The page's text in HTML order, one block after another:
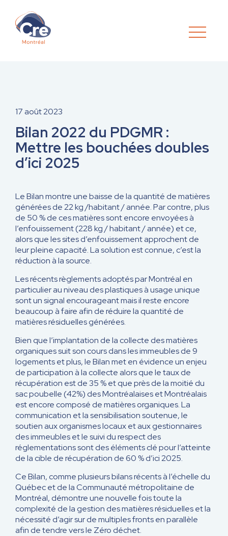
Bilan 2022 du PDGMR :
Mettre les bouchées doubles
d’ici 2025
17 août 2023
Le Bilan montre une baisse de la quantité de matières
générées de 22 kg /habitant / année. Par contre, plus
de 50 % de ces matières sont encore envoyées à
l’enfouissement (228 kg / habitant / année) et ce,
alors que les sites d’enfouissement approchent de
leur pleine capacité. La solution est connue, c’est la
réduction à la source.
Les récents règlements adoptés par Montréal en
particulier au niveau des plastiques à usage unique
sont un signal encourageant mais il reste encore
beaucoup à faire afin de réduire la quantité de
matières résiduelles générées.
Bien que l’implantation de la collecte des matières
organiques suit son cours dans les immeubles de 9
logements et plus, le Bilan met en évidence un enjeu
de participation à la collecte alors que le taux de
récupération est de 35 % et que près de la moitié du
sac poubelle (42%) des Montréalaises et Montréalais
est encore composé de matières organiques. La
communication et la sensibilisation soutenue, le
soutien aux organismes locaux et aux gestionnaires
des immeubles et le suivi du respect des
réglementations sont des éléments clé pour l’atteinte
de la cible de récupération de 60 % d’ici 2025.
Ce Bilan, comme plusieurs bilans récents à l’échelle du
Québec et de la Communauté métropolitaine de
Montréal, démontre une nouvelle fois toute la
complexité de la gestion des matières résiduelles et la
nécessité d’agir sur de multiples fronts en parallèle
afin de tendre vers le Zéro déchet.